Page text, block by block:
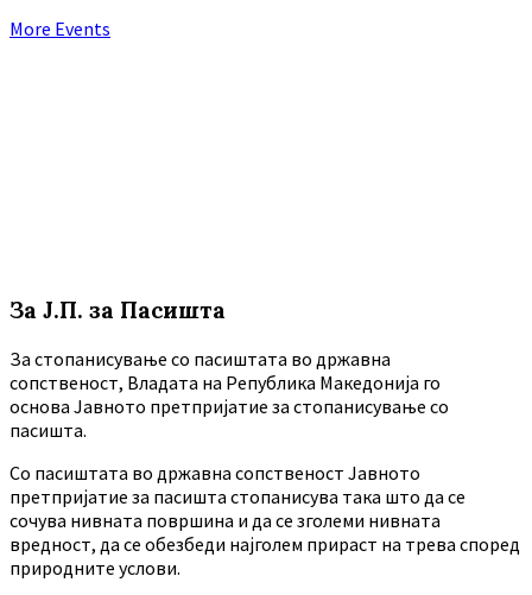
More Events
За Ј.П. за Пасишта
За стопанисување со пасиштата во државна
сопственост, Владата на Република Македонија го
основа Јавното претпријатие за стопанисување со
пасишта.
Co пасиштата во државна сопственост Јавното
претпријатие за пасишта стопанисува така што да се
сочува нивната површина и да се зголеми нивната
вредност, да се обезбеди најголем прираст на трева според
природните услови.